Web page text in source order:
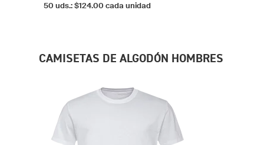
50 uds.: $124.00 cada unidad
CAMISETAS DE ALGODÓN HOMBRES